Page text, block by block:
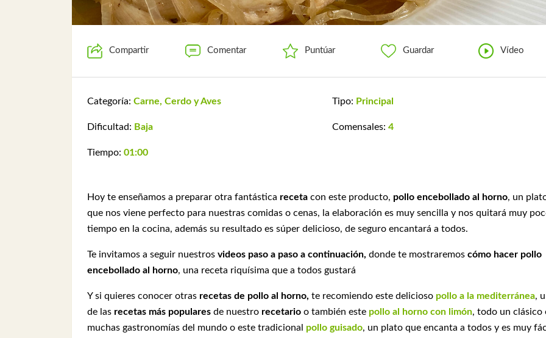
Compartir Comentar Puntúar Guardar Vídeo
Categoría: Carne, Cerdo y Aves
Dificultad: Baja
Tiempo: 01:00
Tipo: Principal
Comensales: 4
Hoy te enseñamos a preparar otra fantástica receta con este producto, pollo encebollado al horno, un
que nos viene perfecto para nuestras comidas o cenas, la elaboración es muy sencilla y nos quitará muy
tiempo en la cocina, además su resultado es súper delicioso, de seguro encantará a todos.
Te invitamos a seguir nuestros videos paso a paso a continuación, donde te mostraremos cómo hacer pollo
encebollado al horno, una receta riquísima que a todos gustará
Y si quieres conocer otras recetas de pollo al horno, te recomiendo este delicioso pollo a la mediterránea,
de las recetas más populares de nuestro recetario o también este pollo al horno con limón, todo un clásico
muchas gastronomías del mundo o este tradicional pollo guisado, un plato que encanta a todos y es muy